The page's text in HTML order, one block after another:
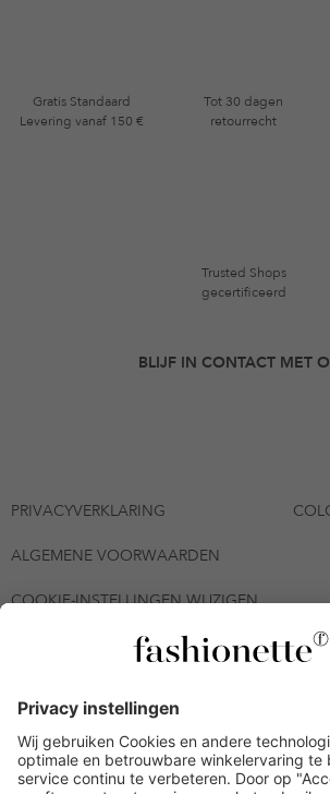
Gratis Standaard
Levering vanaf 150 €
Tot 30 dagen
retourrecht
Trusted Shops
gecertificeerd
BLIJF IN CONTACT MET
PRIVACYVERKLARING
ALGEMENE VOORWAARDEN
COOKIE-INSTELLINGEN WIJZIGEN
© 2026 - fashionette Plattform
*De kortingsbon is tot en met 12-08-
inwisselbaar op alle artikelen op
fashionette.nl/selected-styles. De
artikel 9 van de algemene voorwaarden